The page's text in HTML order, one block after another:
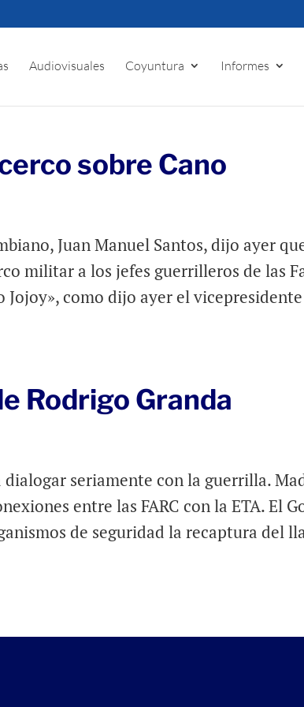
Audiovisuales Coyuntura Informes
sobre Cano
Juan Manuel Santos, dijo ayer
militar a los jefes guerrilleros de las
Jojoy», como dijo ayer el vicepresidente
Rodrigo Granda
dialogar seriamente con la guerrilla.
entre las FARC con la ETA. El
de seguridad la recaptura del